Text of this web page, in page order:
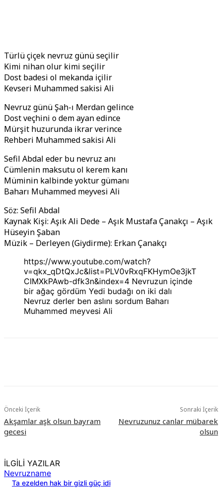
Türlü çiçek nevruz günü seçilir
Kimi nihan olur kimi seçilir
Dost badesi ol mekanda içilir
Kevseri Muhammed sakisi Ali
Nevruz günü Şah-ı Merdan gelince
Dost veçhini o dem ayan edince
Mürşit huzurunda ikrar verince
Rehberi Muhammed sakisi Ali
Sefil Abdal eder bu nevruz anı
Cümlenin maksutu ol kerem kanı
Müminin kalbinde yoktur gümanı
Baharı Muhammed meyvesi Ali
Söz: Sefil Abdal
Kaynak Kişi: Aşık Ali Dede – Aşık Mustafa Çanakçı – Aşık
Hüseyin Şaban
Müzik – Derleyen (Giydirme): Erkan Çanakçı
https://www.youtube.com/watch?
v=qkx_qDtQxJc&list=PLV0vRxqFKHymOe3jkT
CIMXkPAwb-dfk3n&index=4 Nevruzun içinde
bir ağaç gördüm Yedi budağı on iki dalı
Nevruz derler ben aslını sordum Baharı
Muhammed meyvesi Ali
Önceki İçerik
Akşamlar aşk olsun bayram
gecesi
Sonraki İçerik
Nevruzunuz canlar mübarek
olsun
İLGİLİ YAZILAR
Nevruzname
Ta ezelden hak bir gizli güç idi